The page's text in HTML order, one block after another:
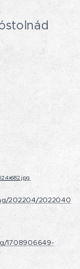
202204/2022040
1708906649-